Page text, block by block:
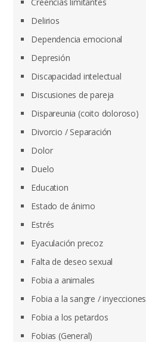
Delirios
Dependencia emocional
Depresión
Discapacidad intelectual
Discusiones de pareja
Dispareunia (coito doloroso)
Divorcio / Separación
Dolor
Duelo
Education
Estado de ánimo
Estrés
Eyaculación precoz
Falta de deseo sexual
Fobia a animales
Fobia a la sangre / inyecciones
Fobia a los petardos
Fobias (General)